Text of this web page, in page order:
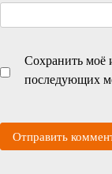
Сохранить моё
последующих